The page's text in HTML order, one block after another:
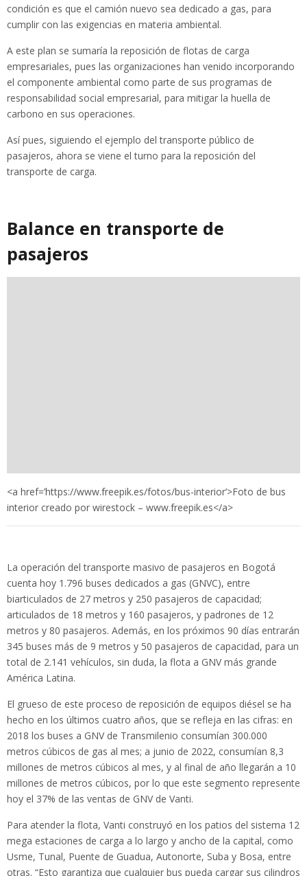
condición es que el camión nuevo sea dedicado a gas, para
cumplir con las exigencias en materia ambiental.
A este plan se sumaría la reposición de flotas de carga
empresariales, pues las organizaciones han venido incorporando
el componente ambiental como parte de sus programas de
responsabilidad social empresarial, para mitigar la huella de
carbono en sus operaciones.
Así pues, siguiendo el ejemplo del transporte público de
pasajeros, ahora se viene el turno para la reposición del
transporte de carga.
Balance en transporte de
pasajeros
<a href=’https://www.freepik.es/fotos/bus-interior’>Foto de bus
interior creado por wirestock – www.freepik.es</a>
La operación del transporte masivo de pasajeros en Bogotá
cuenta hoy 1.796 buses dedicados a gas (GNVC), entre
biarticulados de 27 metros y 250 pasajeros de capacidad;
articulados de 18 metros y 160 pasajeros, y padrones de 12
metros y 80 pasajeros. Además, en los próximos 90 días entrarán
345 buses más de 9 metros y 50 pasajeros de capacidad, para un
total de 2.141 vehículos, sin duda, la flota a GNV más grande
América Latina.
El grueso de este proceso de reposición de equipos diésel se ha
hecho en los últimos cuatro años, que se refleja en las cifras: en
2018 los buses a GNV de Transmilenio consumían 300.000
metros cúbicos de gas al mes; a junio de 2022, consumían 8,3
millones de metros cúbicos al mes, y al final de año llegarán a 10
millones de metros cúbicos, por lo que este segmento represente
hoy el 37% de las ventas de GNV de Vanti.
Para atender la flota, Vanti construyó en los patios del sistema 12
mega estaciones de carga a lo largo y ancho de la capital, como
Usme, Tunal, Puente de Guadua, Autonorte, Suba y Bosa, entre
otras. “Esto garantiza que cualquier bus pueda cargar sus cilindros